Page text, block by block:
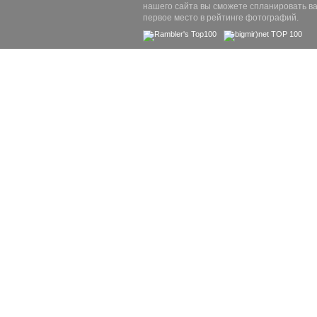
нашего сайта вы сможете спланировать
первое место в рейтинге фотографий.